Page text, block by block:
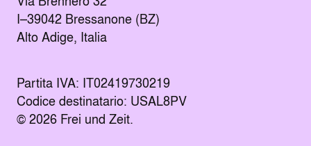
I–39042 Bressanone (BZ)
Alto Adige, Italia
Partita IVA: IT02419730219
Codice destinatario: USAL8PV
© 2026 Frei und Zeit.